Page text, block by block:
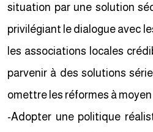
situation par une solution
privilégiant le dialogue avec
les associations locales
parvenir à des solutions
omettre les réformes à
-Adopter une politique